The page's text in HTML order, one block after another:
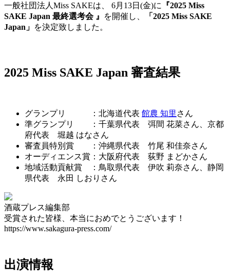
一般社団法人Miss SAKEは、 6月13日(金)に
『2025 Miss
SAKE Japan 最終選考会 』
を開催し、
「2025 Miss SAKE
Japan」 を決定致しました。
2025 Miss SAKE Japan 審査結果
グランプリ ：北海道代表 館農 知里 さん
準グランプリ ：千葉県代表 弭間 花菜さん、京都
府代表 堀越 はなさん
審査員特別賞 ：沖縄県代表 竹尾 和佳奈さん
オーディエンス賞：大阪府代表 荻野 まどかさん
地域活動貢献賞 ：鳥取県代表 伊吹 莉奈さん、静岡
県代表 永田 しおりさん
酒蔵プレス編集部
受賞された皆様、本当におめでとうございます！
https://www.sakagura-press.com/
出演情報